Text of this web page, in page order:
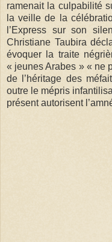
ramenait la culpabilité
la veille de la
l’Express sur son
Christiane Taubira
évoquer la traite
« jeunes Arabes » « ne
de l’héritage des
outre le mépris
présent autorisent